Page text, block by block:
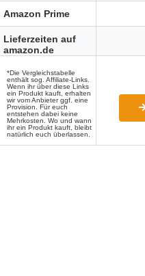
Amazon Prime
Lieferzeiten auf
amazon.de
*Die Vergleichstabelle
enthält sog. Affiliate-Links.
Wenn ihr über diese Links
ein Produkt kauft, erhalten
wir vom Anbieter ggf. eine
Provision. Für euch
entstehen dabei keine
Mehrkosten. Wo und wann
ihr ein Produkt kauft, bleibt
natürlich euch überlassen.